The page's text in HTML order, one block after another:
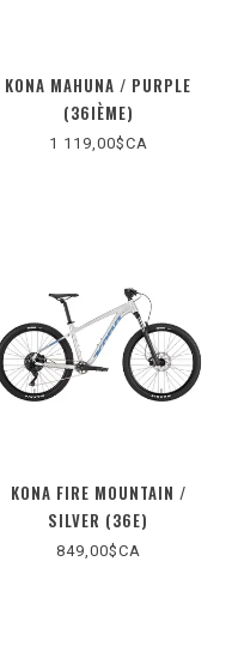
KONA MAHUNA / PURPLE
(36IÈME)
1 119,00$CA
KONA FIRE MOUNTAIN /
SILVER (36E)
849,00$CA